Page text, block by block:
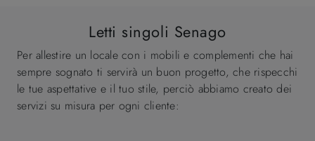
Letti singoli Senago
Per allestire un locale con i mobili e complementi che hai
sempre sognato ti servirà un buon progetto, che rispecchi
le tue aspettative e il tuo stile, perciò abbiamo creato dei
servizi su misura per ogni cliente: